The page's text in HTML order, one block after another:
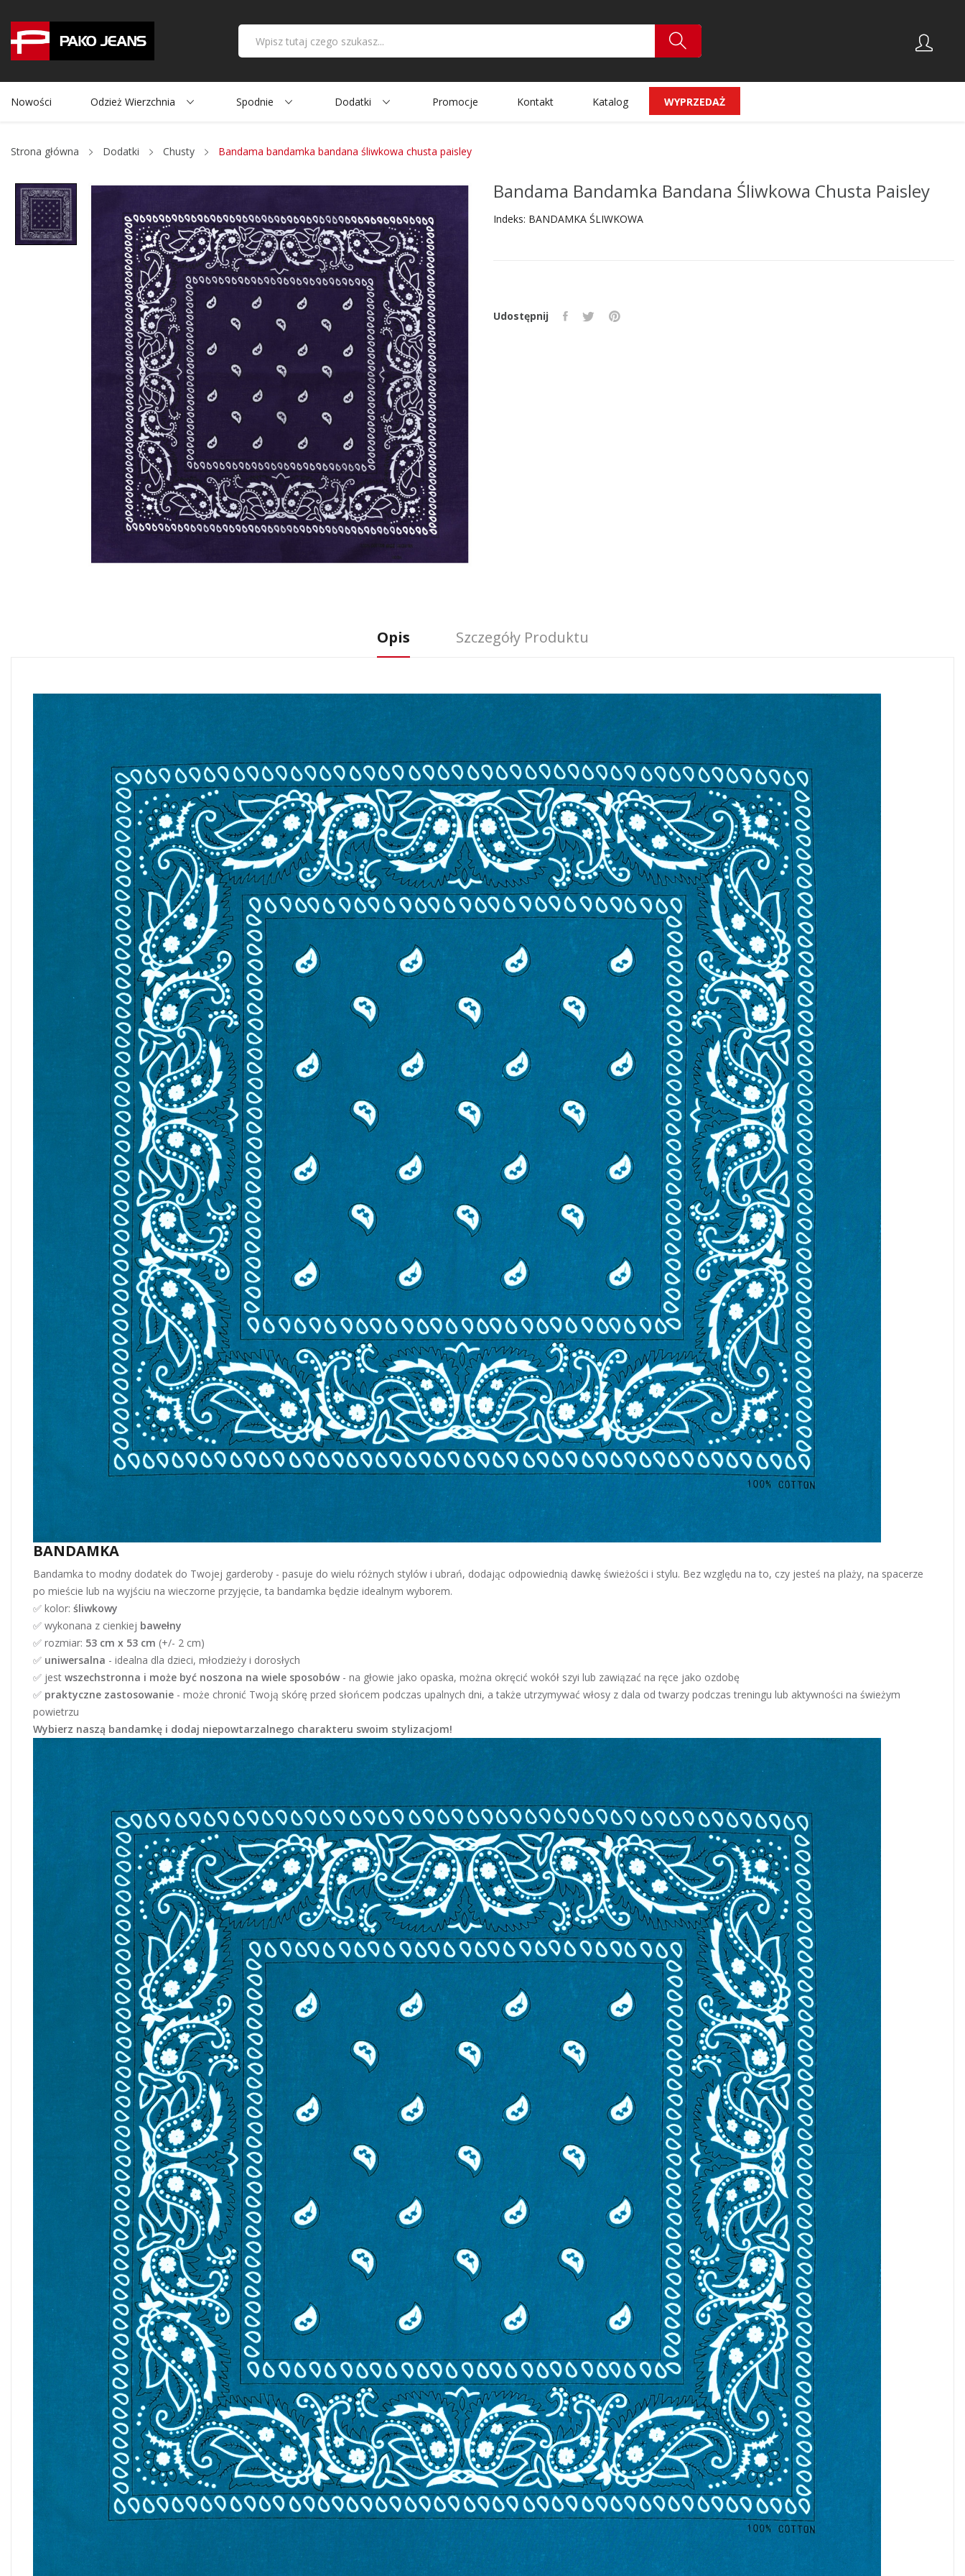
Nowości Odzież Wierzchnia Spodnie Dodatki Promocje Kontakt Katalog WYPRZEDAŻ
Strona główna Dodatki Chusty Bandama bandamka bandana śliwkowa chusta paisley
Bandama Bandamka Bandana Śliwkowa Chusta Paisley
Indeks: BANDAMKA ŚLIWKOWA
Udostępnij
Opis Szczegóły Produktu
BANDAMKA
Bandamka to modny dodatek do Twojej garderoby - pasuje do wielu różnych stylów i ubrań, dodając odpowiednią dawkę świeżości i stylu. Bez względu na to, czy jesteś na plaży, na spacerze
po mieście lub na wyjściu na wieczorne przyjęcie, ta bandamka będzie idealnym wyborem.
✅ kolor: śliwkowy
✅ wykonana z cienkiej bawełny
✅ rozmiar: 53 cm x 53 cm (+/- 2 cm)
✅ uniwersalna - idealna dla dzieci, młodzieży i dorosłych
✅ jest wszechstronna i może być noszona na wiele sposobów - na głowie jako opaska, można okręcić wokół szyi lub zawiązać na ręce jako ozdobę
✅ praktyczne zastosowanie - może chronić Twoją skórę przed słońcem podczas upalnych dni, a także utrzymywać włosy z dala od twarzy podczas treningu lub aktywności na świeżym
powietrzu
Wybierz naszą bandamkę i dodaj niepowtarzalnego charakteru swoim stylizacjom!